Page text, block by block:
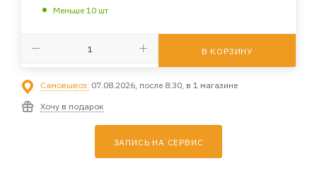
Меньше 10 шт
В КОРЗИНУ
Самовывоз: 07.08.2026, после 8:30, в 1 магазине
Хочу в подарок
ЗАПИСЬ НА СЕРВИС